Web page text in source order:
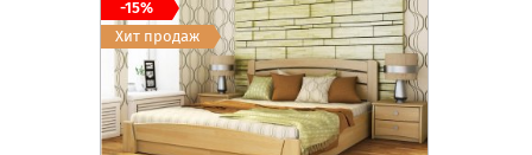
-15%
Хит продаж